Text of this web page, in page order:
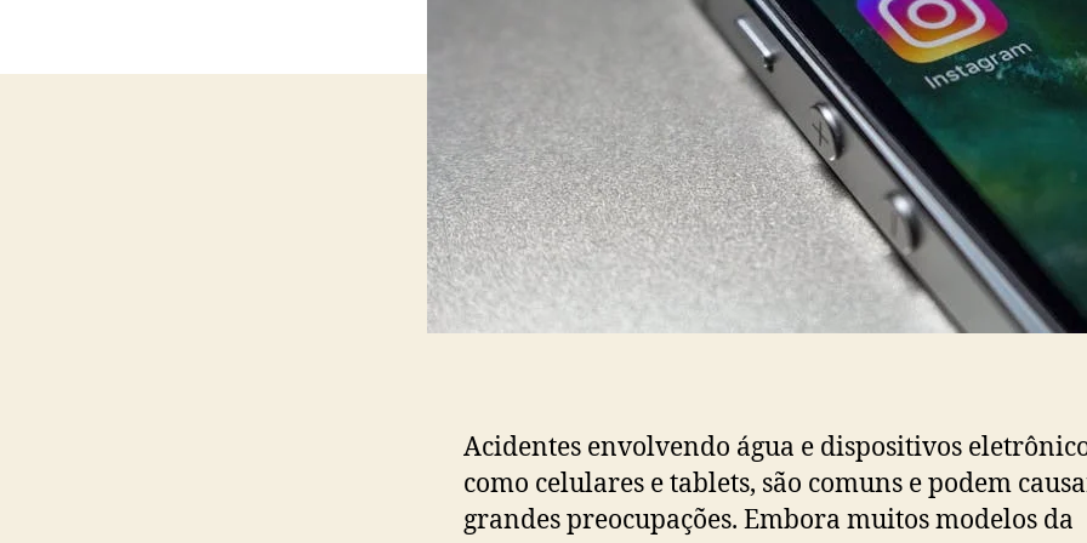
Acidentes envolvendo água e dispositivos
como celulares e tablets, são comuns e podem
grandes preocupações. Embora muitos modelos da